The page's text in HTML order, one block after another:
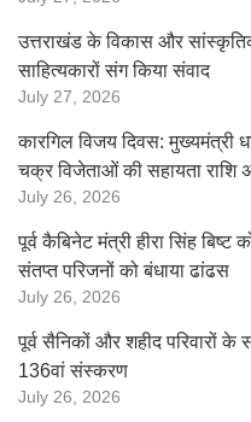
उत्तराखंड के विकास और
साहित्यकारों संग किया संवाद
July 27, 2026
कारगिल विजय दिवस: मुख्यमंत्री
चक्र विजेताओं की सहायता राशि
July 26, 2026
पूर्व कैबिनेट मंत्री हीरा सिंह बिष्ट
संतप्त परिजनों को बंधाया ढांढस
July 26, 2026
पूर्व सैनिकों और शहीद परिवारों के
136वां संस्करण
July 26, 2026